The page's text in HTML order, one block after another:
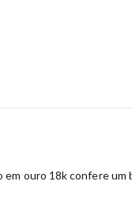
ouro 18k confere um